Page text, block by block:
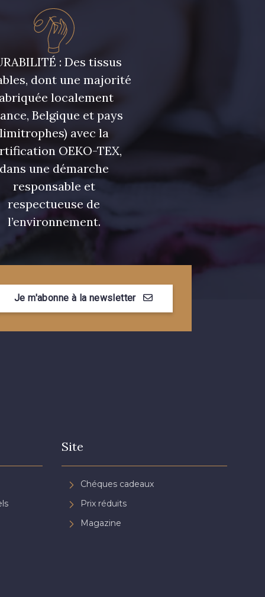
: Des tissus
dont une majorité
localement
Belgique et pays
limitrophes) avec la
OEKO-TEX,
dans une démarche
responsable et
respectueuse de
l’environnement.
Je m'abonne à la newsletter
Site
Chéques cadeaux
Prix réduits
Magazine